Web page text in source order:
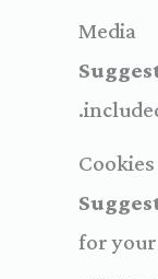
Media
Cookies
for